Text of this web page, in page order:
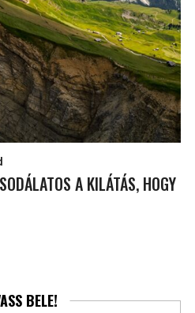
A KILÁTÁS, HOGY
BELE!